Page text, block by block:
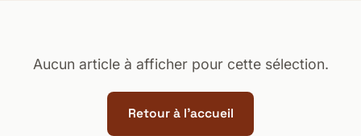
Aucun article à afficher pour cette sélection.
Retour à l'accueil